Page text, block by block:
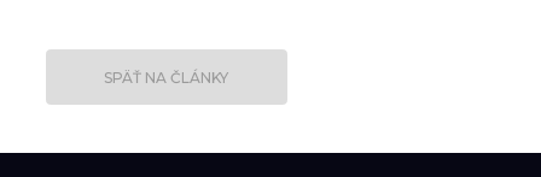
SPÄŤ NA ČLÁNKY